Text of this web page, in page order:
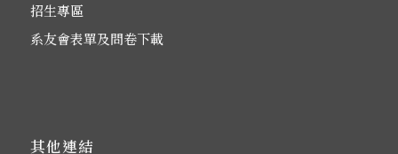
招生專區
系友會表單及問卷下載
其他連結